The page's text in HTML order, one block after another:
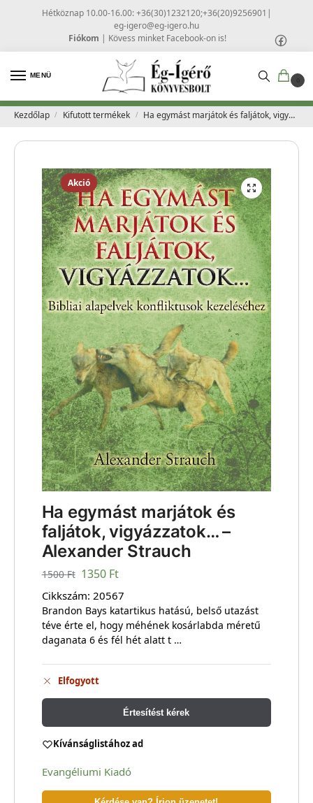
Hétköznap 10.00-16.00: +36(30)1232120;+36(20)9256901 |
eg-igero@eg-igero.hu
Fiókom | Kövess minket Facebook-on is!
MENÜ
0
Kezdőlap / Kifutott termékek / Ha egymást marjátok és faljátok, vigyázzatok… – Alexander Strauch
Akció
Ha egymást marjátok és
faljátok, vigyázzatok… –
Alexander Strauch
1500Ft 1350 Ft
Cikkszám: 20567
Brandon Bays katartikus hatású, belső utazást
téve érte el, hogy méhének kosárlabda méretű
daganata 6 és fél hét alatt t …
Elfogyott
Értesítést kérek
Kívánságlistához ad
Evangéliumi Kiadó